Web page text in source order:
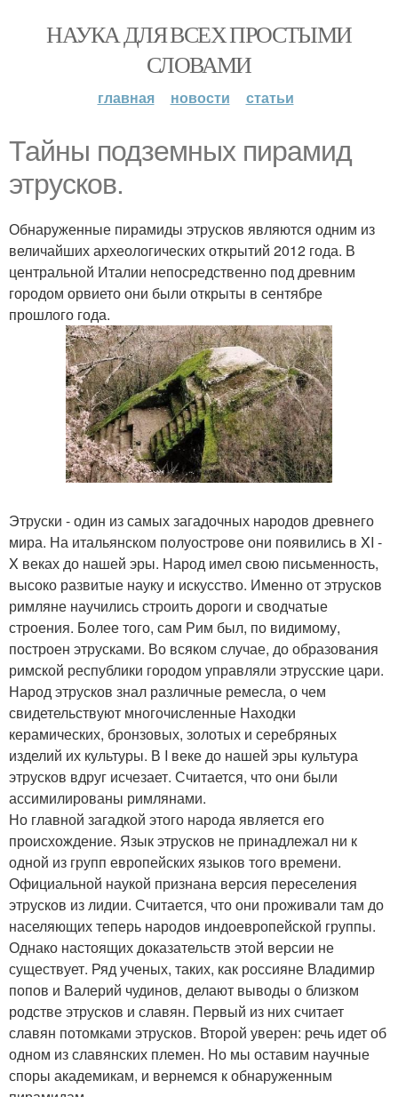
НАУКА ДЛЯ ВСЕХ ПРОСТЫМИ
СЛОВАМИ
главная новости статьи
Тайны подземных пирамид
этрусков.
Обнаруженные пирамиды этрусков являются одним из
величайших археологических открытий 2012 года. В
центральной Италии непосредственно под древним
городом орвието они были открыты в сентябре
прошлого года.
Этруски - один из самых загадочных народов древнего
мира. На итальянском полуострове они появились в XI -
X веках до нашей эры. Народ имел свою письменность,
высоко развитые науку и искусство. Именно от этрусков
римляне научились строить дороги и сводчатые
строения. Более того, сам Рим был, по видимому,
построен этрусками. Во всяком случае, до образования
римской республики городом управляли этрусские цари.
Народ этрусков знал различные ремесла, о чем
свидетельствуют многочисленные Находки
керамических, бронзовых, золотых и серебряных
изделий их культуры. В I веке до нашей эры культура
этрусков вдруг исчезает. Считается, что они были
ассимилированы римлянами.
Но главной загадкой этого народа является его
происхождение. Язык этрусков не принадлежал ни к
одной из групп европейских языков того времени.
Официальной наукой признана версия переселения
этрусков из лидии. Считается, что они проживали там до
населяющих теперь народов индоевропейской группы.
Однако настоящих доказательств этой версии не
существует. Ряд ученых, таких, как россияне Владимир
попов и Валерий чудинов, делают выводы о близком
родстве этрусков и славян. Первый из них считает
славян потомками этрусков. Второй уверен: речь идет об
одном из славянских племен. Но мы оставим научные
споры академикам, и вернемся к обнаруженным